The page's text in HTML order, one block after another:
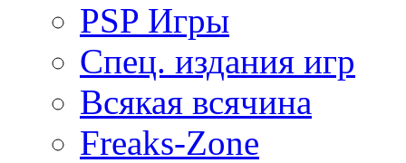
PSP Игры
Спец. издания игр
Всякая всячина
Freaks-Zone